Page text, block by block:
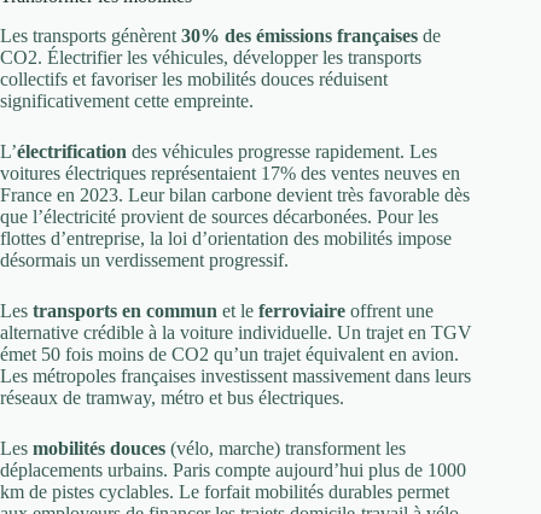
Les transports génèrent 30% des émissions françaises de
CO2. Électrifier les véhicules, développer les transports
collectifs et favoriser les mobilités douces réduisent
significativement cette empreinte.
L’électrification des véhicules progresse rapidement. Les
voitures électriques représentaient 17% des ventes neuves en
France en 2023. Leur bilan carbone devient très favorable dès
que l’électricité provient de sources décarbonées. Pour les
flottes d’entreprise, la loi d’orientation des mobilités impose
désormais un verdissement progressif.
Les transports en commun et le ferroviaire offrent une
alternative crédible à la voiture individuelle. Un trajet en TGV
émet 50 fois moins de CO2 qu’un trajet équivalent en avion.
Les métropoles françaises investissent massivement dans leurs
réseaux de tramway, métro et bus électriques.
Les mobilités douces (vélo, marche) transforment les
déplacements urbains. Paris compte aujourd’hui plus de 1000
km de pistes cyclables. Le forfait mobilités durables permet